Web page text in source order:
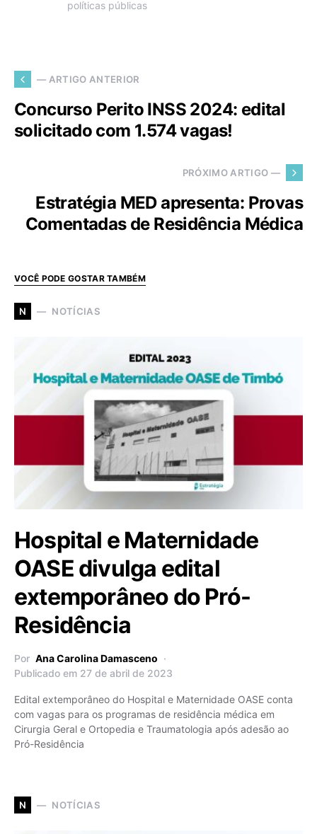
políticas públicas
— ARTIGO ANTERIOR
Concurso Perito INSS 2024: edital
solicitado com 1.574 vagas!
PRÓXIMO ARTIGO —
Estratégia MED apresenta: Provas
Comentadas de Residência Médica
VOCÊ PODE GOSTAR TAMBÉM
N NOTÍCIAS
Hospital e Maternidade
OASE divulga edital
extemporâneo do Pró-
Residência
Por Ana Carolina Damasceno
Publicado em 27 de abril de 2023
Edital extemporâneo do Hospital e Maternidade OASE conta
com vagas para os programas de residência médica em
Cirurgia Geral e Ortopedia e Traumatologia após adesão ao
Pró-Residência
N NOTÍCIAS